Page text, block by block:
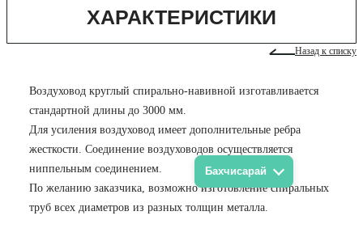
Бахчисарай
ХАРАКТЕРИСТИКИ
Назад к списку
Воздуховод круглый спирально-навивной изготавливается
стандартной длины до 3000 мм.
Для усиления воздуховод имеет дополнительные ребра
жесткости. Соединение воздуховодов осуществляется
ниппельным соединением.
По желанию заказчика, возможно изготовление спиральных
труб всех диаметров из разных толщин металла.